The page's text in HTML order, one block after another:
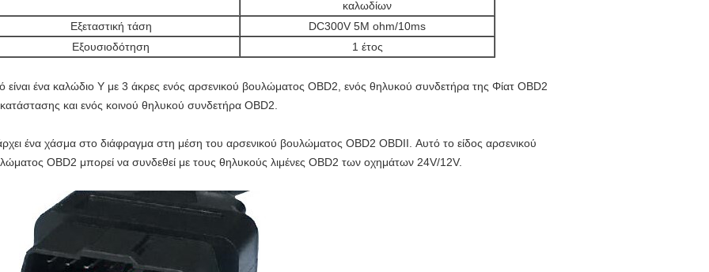
καλωδίων
Εξεταστική τάση
DC300V 5M ohm/10ms
Εξουσιοδότηση
1 έτος
είναι ένα καλώδιο Υ με 3 άκρες ενός αρσενικού βουλώματος OBD2, ενός θηλυκού συνδετήρα της Φίατ OBD2
και ενός κοινού θηλυκού συνδετήρα OBD2.
ένα χάσμα στο διάφραγμα στη μέση του αρσενικού βουλώματος OBD2 OBDII. Αυτό το είδος αρσενικού
OBD2 μπορεί να συνδεθεί με τους θηλυκούς λιμένες OBD2 των οχημάτων 24V/12V.